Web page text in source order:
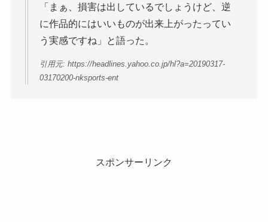
「まぁ、損害は出しているでしょうけど、逆
に作品的にはいいものが出来上がったってい
う実感ですね」と語った。
引用元: https://headlines.yahoo.co.jp/hl?a=20190317-
03170200-nksports-ent
スポンサーリンク